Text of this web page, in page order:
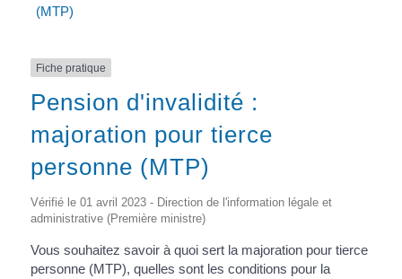
(MTP)
Fiche pratique
Pension d'invalidité :
majoration pour tierce
personne (MTP)
Vérifié le 01 avril 2023 - Direction de l'information légale et
administrative (Première ministre)
Vous souhaitez savoir à quoi sert la majoration pour tierce
personne (MTP), quelles sont les conditions pour la